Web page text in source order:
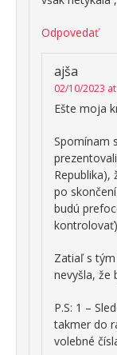
Odpovedať
ajša
02/10/2023
Ešte moja
Spomínam
Republika),
po
budú
Zatiaľ s tým
nevyšla, že
P.S: 1 –
takmer do
volebné